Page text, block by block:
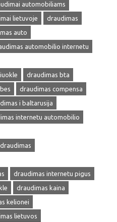
automobiliams
lietuvoje
draudimas
auto
automobilio internetu
draudimas bta
draudimas compensa
i baltarusija
internetu automobilio
draudimas internetu pigus
draudimas kaina
kelionei
lietuvos